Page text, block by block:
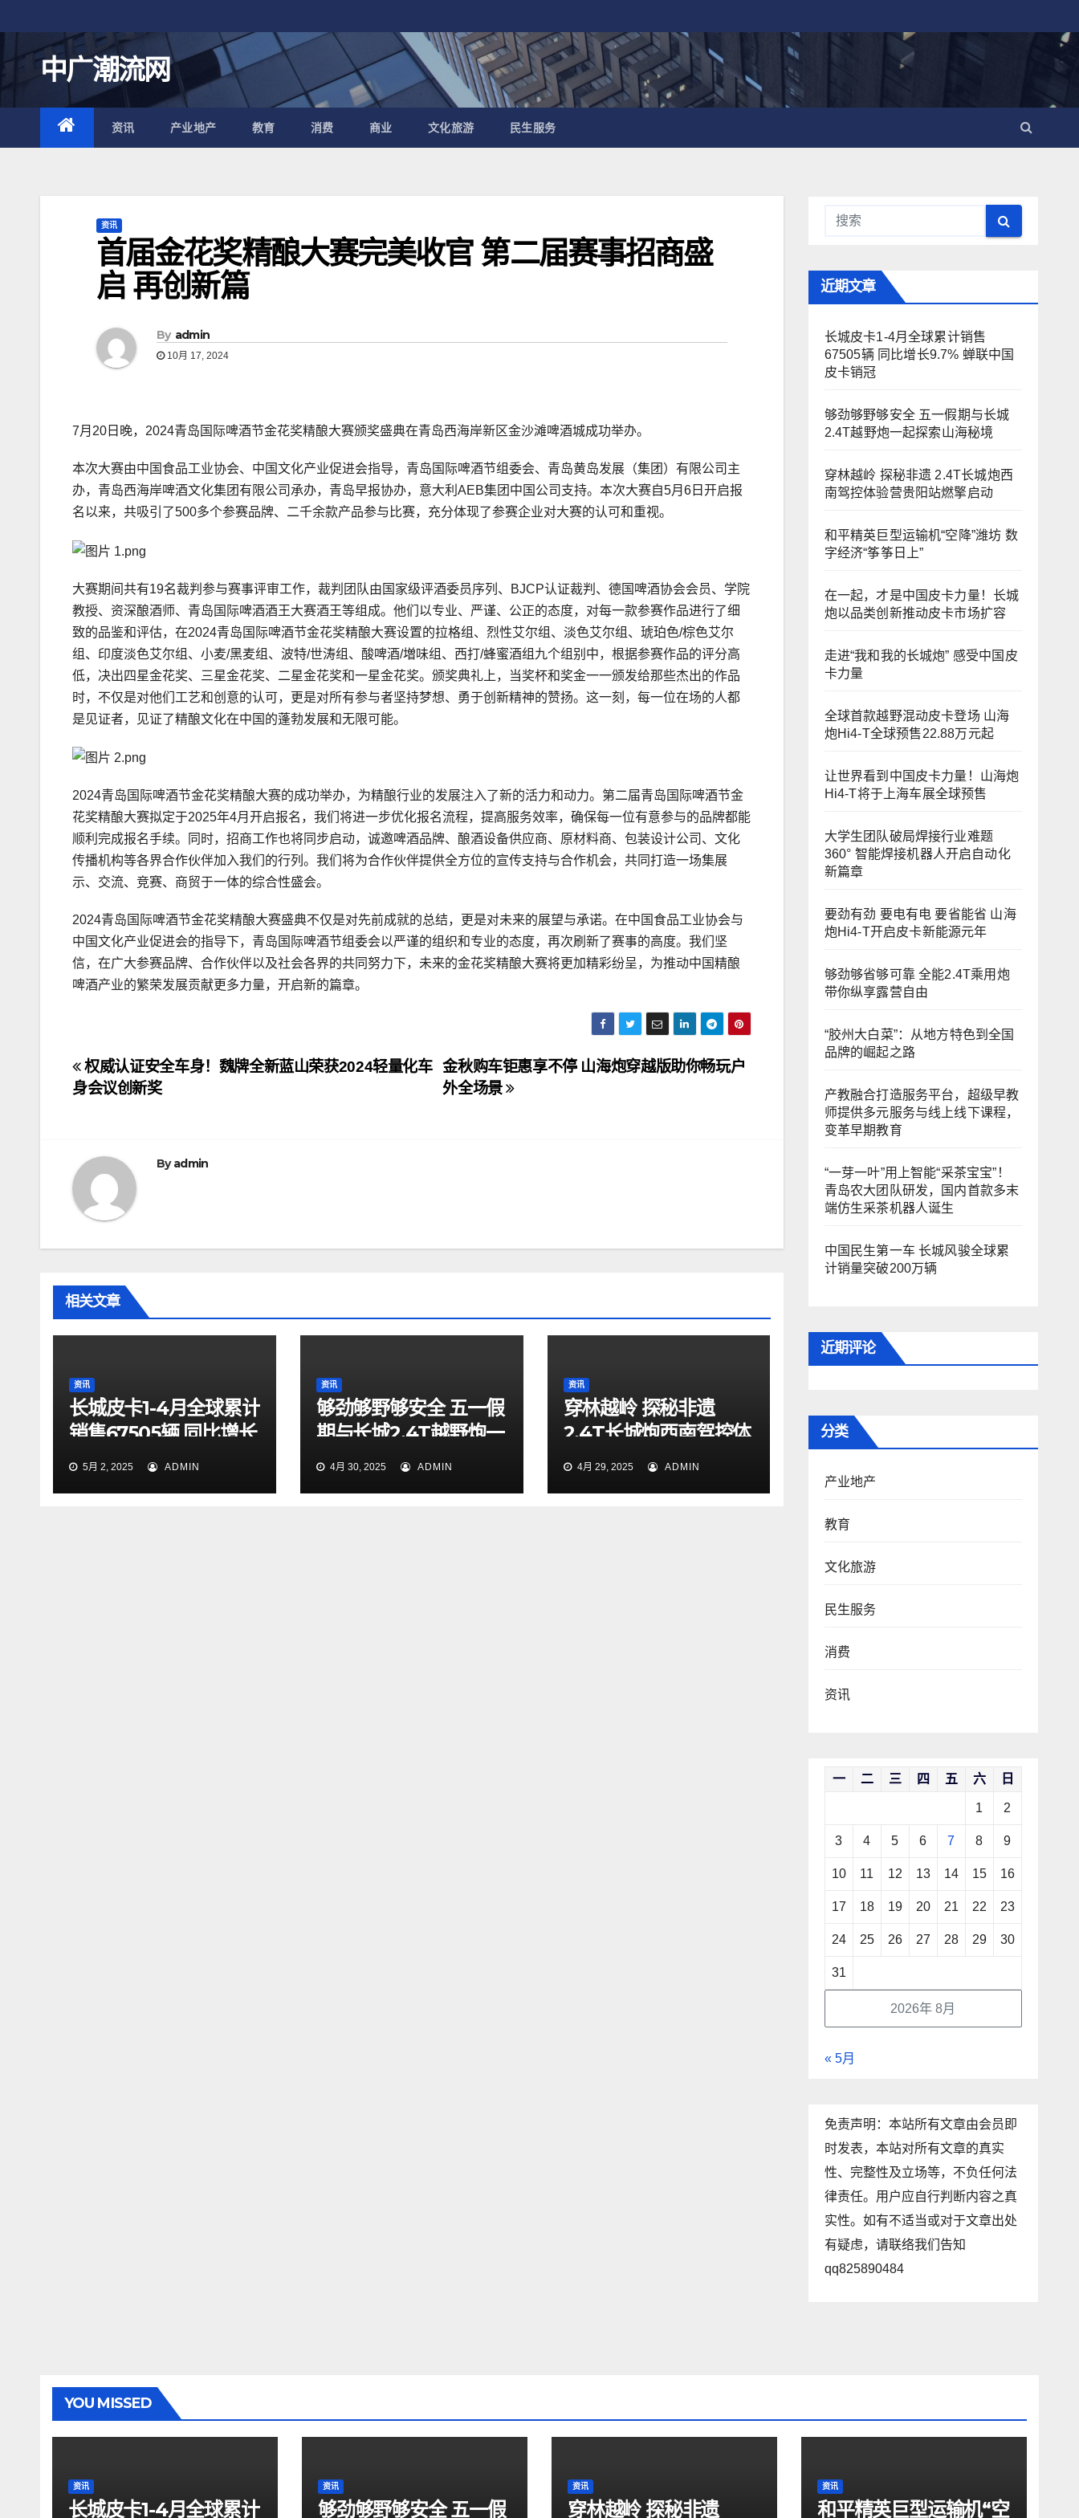
至
内
容
中广潮流网
资讯 产业地产 教育 消费 商业 文化旅游 民生服务
资讯
首届金花奖精酿大赛完美收官 第二届赛事招商盛
启 再创新篇
By admin
10月 17, 2024
7月20日晚，2024青岛国际啤酒节金花奖精酿大赛颁奖盛典在青岛西海岸新区金沙滩啤酒城成功举办。
本次大赛由中国食品工业协会、中国文化产业促进会指导，青岛国际啤酒节组委会、青岛黄岛发展（集团）有限公司主
办，青岛西海岸啤酒文化集团有限公司承办，青岛早报协办，意大利AEB集团中国公司支持。本次大赛自5月6日开启报
名以来，共吸引了500多个参赛品牌、二千余款产品参与比赛，充分体现了参赛企业对大赛的认可和重视。
大赛期间共有19名裁判参与赛事评审工作，裁判团队由国家级评酒委员序列、BJCP认证裁判、德国啤酒协会会员、学院
教授、资深酿酒师、青岛国际啤酒酒王大赛酒王等组成。他们以专业、严谨、公正的态度，对每一款参赛作品进行了细
致的品鉴和评估，在2024青岛国际啤酒节金花奖精酿大赛设置的拉格组、烈性艾尔组、淡色艾尔组、琥珀色/棕色艾尔
组、印度淡色艾尔组、小麦/黑麦组、波特/世涛组、酸啤酒/増味组、西打/蜂蜜酒组九个组别中，根据参赛作品的评分高
低，决出四星金花奖、三星金花奖、二星金花奖和一星金花奖。颁奖典礼上，当奖杯和奖金一一颁发给那些杰出的作品
时，不仅是对他们工艺和创意的认可，更是对所有参与者坚持梦想、勇于创新精神的赞扬。这一刻，每一位在场的人都
是见证者，见证了精酿文化在中国的蓬勃发展和无限可能。
2024青岛国际啤酒节金花奖精酿大赛的成功举办，为精酿行业的发展注入了新的活力和动力。第二届青岛国际啤酒节金
花奖精酿大赛拟定于2025年4月开启报名，我们将进一步优化报名流程，提高服务效率，确保每一位有意参与的品牌都能
顺利完成报名手续。同时，招商工作也将同步启动，诚邀啤酒品牌、酿酒设备供应商、原材料商、包装设计公司、文化
传播机构等各界合作伙伴加入我们的行列。我们将为合作伙伴提供全方位的宣传支持与合作机会，共同打造一场集展
示、交流、竞赛、商贸于一体的综合性盛会。
2024青岛国际啤酒节金花奖精酿大赛盛典不仅是对先前成就的总结，更是对未来的展望与承诺。在中国食品工业协会与
中国文化产业促进会的指导下，青岛国际啤酒节组委会以严谨的组织和专业的态度，再次刷新了赛事的高度。我们坚
信，在广大参赛品牌、合作伙伴以及社会各界的共同努力下，未来的金花奖精酿大赛将更加精彩纷呈，为推动中国精酿
啤酒产业的繁荣发展贡献更多力量，开启新的篇章。
文
章
航
金秋购车钜惠享不停 山海炮穿越版助你畅玩户
外全场景
权威认证安全车身！魏牌全新蓝山荣获2024轻量化车
身会议创新奖
Byadmin
相关文章
资讯
长城皮卡1-4月全球累计
销售67505辆 同比增长
9.7% 蝉联中国皮卡销
5月 2, 2025 ADMIN
资讯
够劲够野够安全 五一假
期与长城2.4T越野炮一
起探索山海秘境
4月 30, 2025 ADMIN
资讯
穿林越岭 探秘非遗
2.4T长城炮西南驾控体
验营贵阳站燃擎启动
4月 29, 2025 ADMIN
近期文章
长城皮卡1-4月全球累计销售
67505辆 同比增长9.7% 蝉联中国
皮卡销冠
够劲够野够安全 五一假期与长城
2.4T越野炮一起探索山海秘境
穿林越岭 探秘非遗 2.4T长城炮西
南驾控体验营贵阳站燃擎启动
和平精英巨型运输机“空降”潍坊 数
字经济“筝筝日上”
在一起，才是中国皮卡力量！长城
炮以品类创新推动皮卡市场扩容
走进“我和我的长城炮” 感受中国皮
卡力量
全球首款越野混动皮卡登场 山海
炮Hi4-T全球预售22.88万元起
让世界看到中国皮卡力量！山海炮
Hi4-T将于上海车展全球预售
大学生团队破局焊接行业难题
360° 智能焊接机器人开启自动化
新篇章
要劲有劲 要电有电 要省能省 山海
炮Hi4-T开启皮卡新能源元年
够劲够省够可靠 全能2.4T乘用炮
带你纵享露营自由
“胶州大白菜”：从地方特色到全国
品牌的崛起之路
产教融合打造服务平台，超级早教
师提供多元服务与线上线下课程，
变革早期教育
“一芽一叶”用上智能“采茶宝宝”！
青岛农大团队研发，国内首款多末
端仿生采茶机器人诞生
中国民生第一车 长城风骏全球累
计销量突破200万辆
近期评论
分类
产业地产
教育
文化旅游
民生服务
消费
资讯
2026年 8月
一 二 三 四 五 六 日
1 2
3 4 5 6 7 8 9
10 11 12 13 14 15 16
17 18 19 20 21 22 23
24 25 26 27 28 29 30
31
« 5月
免责声明：本站所有文章由会员即
时发表，本站对所有文章的真实
性、完整性及立场等，不负任何法
律责任。用户应自行判断内容之真
实性。如有不适当或对于文章出处
有疑虑，请联络我们告知
qq825890484
YOU MISSED
资讯
长城皮卡1-4月全球累计
资讯
够劲够野够安全 五一假
资讯
穿林越岭 探秘非遗
资讯
和平精英巨型运输机“空